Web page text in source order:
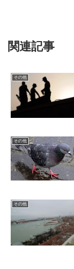
関連記事
その他
その他
その他